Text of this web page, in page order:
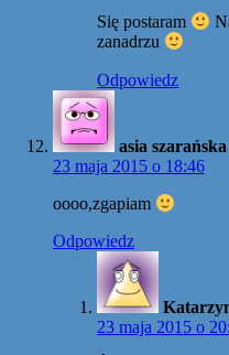
Się postaram
zanadrzu
Odpowiedz
asia szarańska
23 maja 2015 o 18:46
oooo,zgapiam
Odpowiedz
23 maja 2015 o